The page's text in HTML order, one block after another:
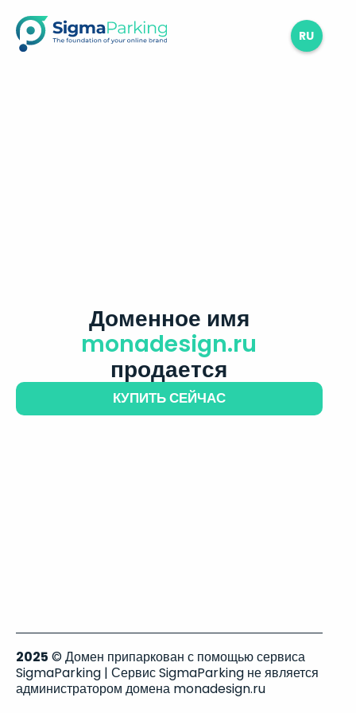
RU
Доменное имя
monadesign.ru
продается
КУПИТЬ СЕЙЧАС
2025 © Домен припаркован с помощью сервиса
SigmaParking | Сервис SigmaParking не является
администратором домена monadesign.ru